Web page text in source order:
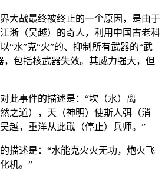
大战最终被终止的一个原因，是由于
浙（吴越）的奇人，利用中国古老科
“水”克“火”的、抑制所有武器的“武
，包括核武器失效。其威力强大，但
此事件的描述是：“坎（水）离
之道），天（神明）使斯人弭（消
越，重洋从此戢（停止）兵师。”
描述是：“水能克火火无功，炮火飞
机。”